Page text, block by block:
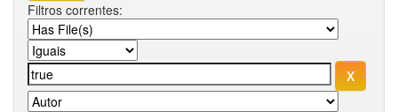
Filtros correntes: